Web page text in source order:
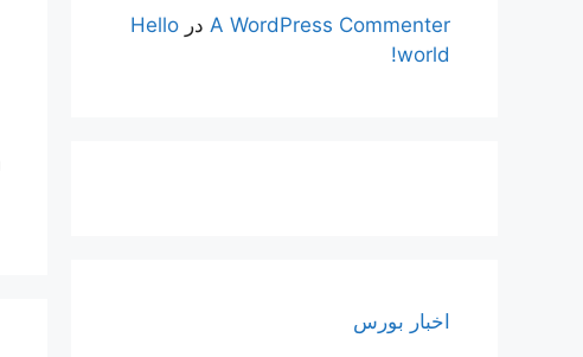
A WordPress Commenter در Hello
world!
اخبار بورس